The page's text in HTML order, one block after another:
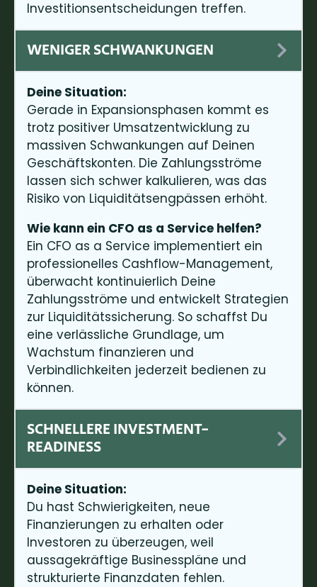
Investitionsentscheidungen treffen.
WENIGER SCHWANKUNGEN
Deine Situation:
Gerade in Expansionsphasen kommt es
trotz positiver Umsatzentwicklung zu
massiven Schwankungen auf Deinen
Geschäftskonten. Die Zahlungsströme
lassen sich schwer kalkulieren, was das
Risiko von Liquiditätsengpässen erhöht.
Wie kann ein CFO as a Service helfen?
Ein CFO as a Service implementiert ein
professionelles Cashflow-Management,
überwacht kontinuierlich Deine
Zahlungsströme und entwickelt Strategien
zur Liquiditätssicherung. So schaffst Du
eine verlässliche Grundlage, um
Wachstum finanzieren und
Verbindlichkeiten jederzeit bedienen zu
können.
SCHNELLERE INVESTMENT-
READINESS
Deine Situation:
Du hast Schwierigkeiten, neue
Finanzierungen zu erhalten oder
Investoren zu überzeugen, weil
aussagekräftige Businesspläne und
strukturierte Finanzdaten fehlen.